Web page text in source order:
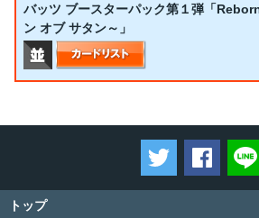
バッツ ブースターパック第１弾「
ン オブ サタン～」
ツイートする
トップ